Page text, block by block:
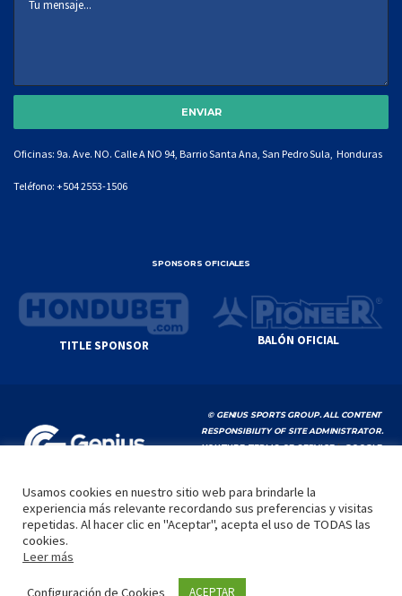
Oficinas: 9a. Ave. NO. Calle A NO 94, Barrio Santa Ana, San Pedro Sula, Honduras
Teléfono: +504 2553-1506
SPONSORS OFICIALES
TITLE SPONSOR BALÓN OFICIAL
© GENIUS SPORTS GROUP. ALL CONTENT
RESPONSIBILITY OF SITE ADMINISTRATOR.
YOUTUBE TERMS OF SERVICE|GOOGLE
INICIO LA LIGA VIDEOS MEDIA CONTACTO
Usamos cookies en nuestro sitio web para brindarle la
experiencia más relevante recordando sus preferencias y visitas
repetidas. Al hacer clic en "Aceptar", acepta el uso de TODAS las
cookies.
Leer más
Configuración de Cookies ACEPTAR